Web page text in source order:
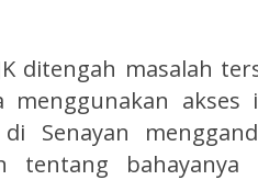
ditengah masalah
akses
Senayan
tentang bahayanya